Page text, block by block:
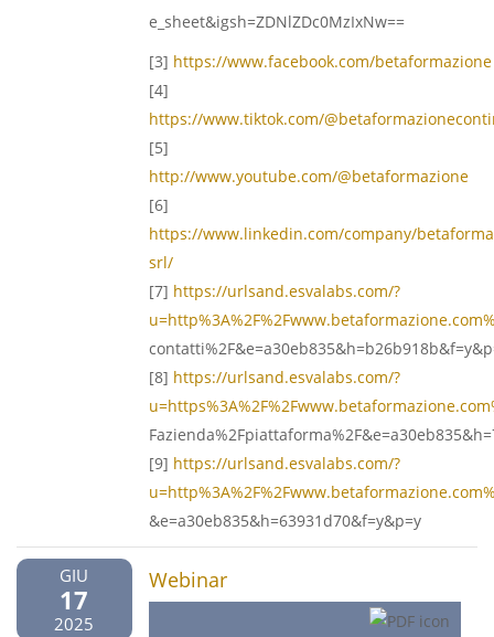
e_sheet&igsh=ZDNlZDc0MzIxNw==
[3] https://www.facebook.com/betaformazione
[4]
https://www.tiktok.com/
[5]
http://www.youtube.com/@betaformazione
[6]
https://www.linkedin.com/company/
srl/
[7] https://urlsand.esvalabs.com/?
[8] https://urlsand.esvalabs.com/?
[9] https://urlsand.esvalabs.com/?
&e=a30eb835&h=63931d70&f=y&p=y
GIU
17
2025
Webinar